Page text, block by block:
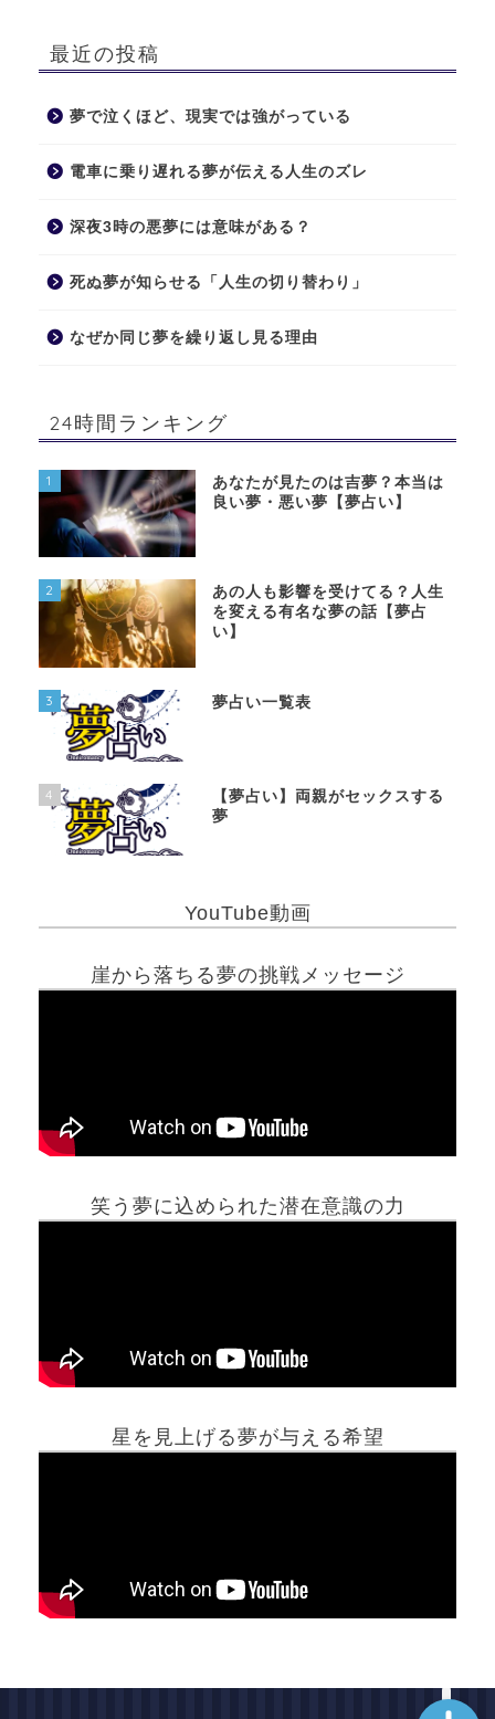
最近の投稿
夢で泣くほど、現実では強がっている
電車に乗り遅れる夢が伝える人生のズレ
深夜3時の悪夢には意味がある？
死ぬ夢が知らせる「人生の切り替わり」
なぜか同じ夢を繰り返し見る理由
24時間ランキング
1
あなたが見たのは吉夢？本当は
良い夢・悪い夢【夢占い】
2
あの人も影響を受けてる？人生
を変える有名な夢の話【夢占
い】
3 夢占い一覧表
4
【夢占い】両親がセックスする
夢
YouTube動画
崖から落ちる夢の挑戦メッセージ
笑う夢に込められた潜在意識の力
星を見上げる夢が与える希望
ホーム
最新記事動画